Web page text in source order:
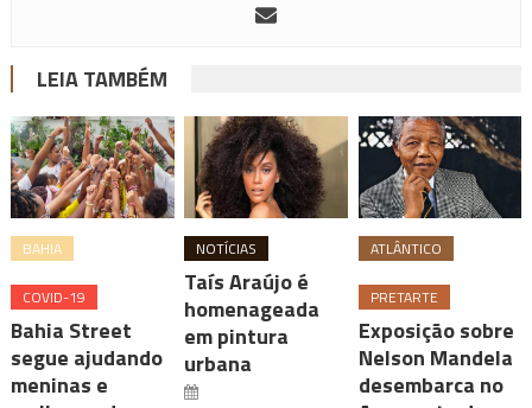
LEIA TAMBÉM
BAHIA
COVID-19
Bahia Street
segue ajudando
meninas e
NOTÍCIAS
Taís Araújo é
homenageada
em pintura
urbana
ATLÂNTICO
PRETARTE
Exposição sobre
Nelson Mandela
desembarca no